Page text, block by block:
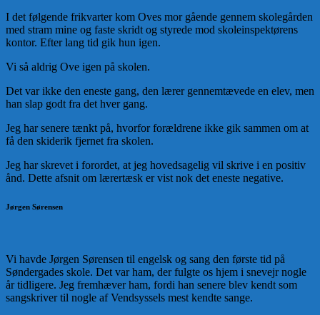
I det følgende frikvarter kom Oves mor gående gennem skolegården
med stram mine og faste skridt og styrede mod skoleinspektørens
kontor. Efter lang tid gik hun igen.
Vi så aldrig Ove igen på skolen.
Det var ikke den eneste gang, den lærer gennemtævede en elev, men
han slap godt fra det hver gang.
Jeg har senere tænkt på, hvorfor forældrene ikke gik sammen om at
få den skiderik fjernet fra skolen.
Jeg har skrevet i forordet, at jeg hovedsagelig vil skrive i en positiv
ånd. Dette afsnit om lærertæsk er vist nok det eneste negative.
Jørgen Sørensen
Vi havde Jørgen Sørensen til engelsk og sang den første tid på
Søndergades skole. Det var ham, der fulgte os hjem i snevejr nogle
år tidligere. Jeg fremhæver ham, fordi han senere blev kendt som
sangskriver til nogle af Vendsyssels mest kendte sange.